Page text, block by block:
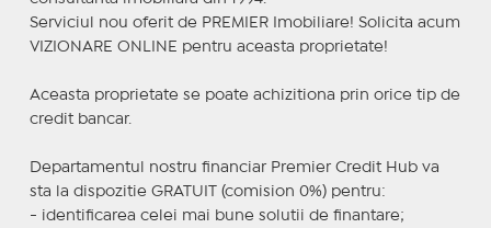
Serviciul nou oferit de PREMIER Imobiliare! Solicita acum
VIZIONARE ONLINE pentru aceasta proprietate!
Aceasta proprietate se poate achizitiona prin orice tip de
credit bancar.
Departamentul nostru financiar Premier Credit Hub va
sta la dispozitie GRATUIT (comision 0%) pentru:
- identificarea celei mai bune solutii de finantare;